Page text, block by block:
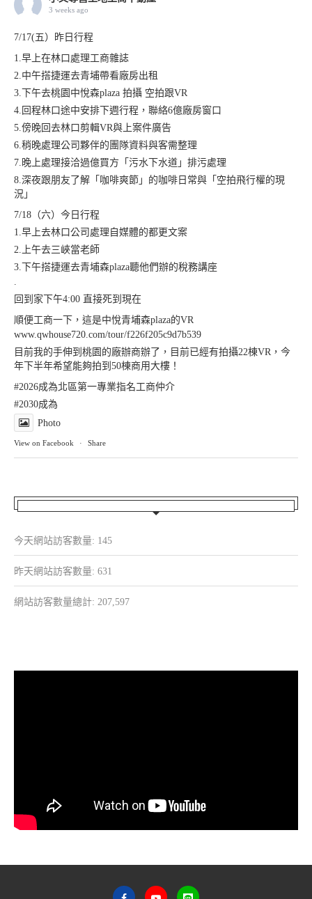
3 weeks ago
7/17(五）昨日行程
1.早上在林口處理工商雜誌
2.中午搭捷運去青埔帶看廠房出租
3.下午去桃園中悅森plaza 拍攝 空拍跟VR
4.回程林口途中安排下週行程，聯絡6億廠房窗口
5.傍晚回去林口剪輯VR與上案件廣告
6.稍晚處理公司夥伴的團隊資料與客需整理
7.晚上處理接洽過億買方「污水下水道」排污處理
8.深夜跟朋友了解「咖啡爽節」的咖啡日常與「空拍飛行權的現
況」
7/18（六）今日行程
1.早上去林口公司處理自媒體的都更文案
2.上午去三峽當老師
3.下午搭捷運去青埔森plaza聽他們辦的稅務講座
回到家下午4:00 直接死到現在
順便工商一下，這是中悅青埔森plaza的VR
www.qwhouse720.com/tour/f226f205c9d7b539
目前我的手伸到桃園的廠辦商辦了，目前已經有拍攝22棟VR，今
年下半年希望能夠拍到50棟商用大樓！
#2026成為北區第一專業指名工商仲介
#2030成為
Photo
View on Facebook · Share
今天網站訪客數量: 145
昨天網站訪客數量: 631
網站訪客數量總計: 207,597